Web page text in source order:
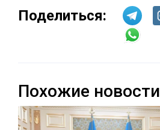
Поделиться:
Похожие новости